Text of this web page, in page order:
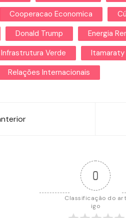
Cooperacao Economica
Donald Trump Energia
Infrastrutura Verde Itamaraty
Relações Internacionais
0
Classificação do art
igo